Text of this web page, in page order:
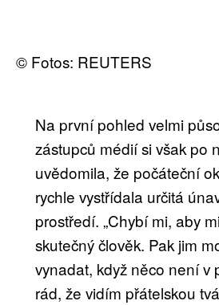
© Fotos: REUTERS
Na první pohled velmi
zástupců médií si však po
uvědomila, že počáteční
rychle vystřídala určitá
prostředí. „Chybí mi, aby
skutečný člověk. Pak jim
vynadat, když něco není v
rád, že vidím přátelskou